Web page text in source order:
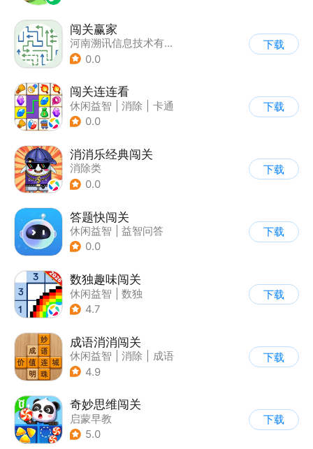
闯关赢家
河南溯讯信息技术有限公司
0.0
下载
闯关连连看
休闲益智 消除
卡通
| 连线
0.0
下载
消消乐经典闯关
消除类
0.0
下载
答题快闯关
休闲益智
益智问答
| 文化
0.0
下载
数独趣味闯关
休闲益智
数独
| 云步互娱
4.7
下载
成语消消闯关
休闲益智 消除
成语
4.9
下载
奇妙思维闯关
启蒙早教
5.0
下载